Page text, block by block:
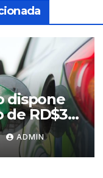
dispone
RD$3
y regular
ADMIN